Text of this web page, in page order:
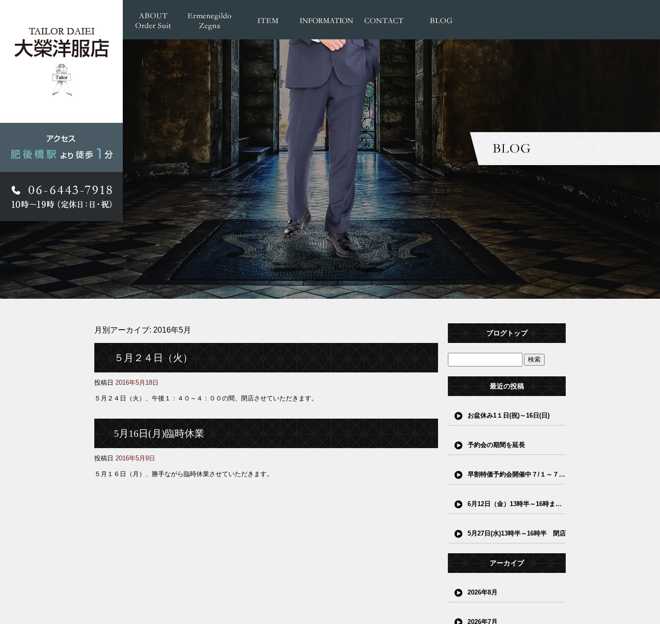
月別アーカイブ: 2016年5月
５月２４日（火）
投稿日 2016年5月18日
５月２４日（火）、午後１：４０～４：００の間、閉店させていただきます。
5月16日(月)臨時休業
投稿日 2016年5月9日
５月１６日（月）、勝手ながら臨時休業させていただきます。
ブログトップ
最近の投稿
お盆休み1１日(祝)～16日(日)
予約会の期間を延長
早割特価予約会開催中７/１～７/15(水)
6月12日（金）13時半～16時まで閉店
5月27日(水)13時半～16時半 閉店
アーカイブ
2026年8月
2026年7月